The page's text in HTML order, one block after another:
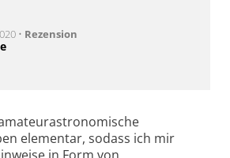
• Rezension
elementar, sodass ich mir